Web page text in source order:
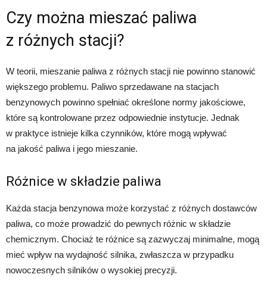
Czy można mieszać paliwa
z różnych stacji?
W teorii, mieszanie paliwa z różnych stacji nie powinno stanowić
większego problemu. Paliwo sprzedawane na stacjach
benzynowych powinno spełniać określone normy jakościowe,
które są kontrolowane przez odpowiednie instytucje. Jednak
w praktyce istnieje kilka czynników, które mogą wpływać
na jakość paliwa i jego mieszanie.
Różnice w składzie paliwa
Każda stacja benzynowa może korzystać z różnych dostawców
paliwa, co może prowadzić do pewnych różnic w składzie
chemicznym. Chociaż te różnice są zazwyczaj minimalne, mogą
mieć wpływ na wydajność silnika, zwłaszcza w przypadku
nowoczesnych silników o wysokiej precyzji.